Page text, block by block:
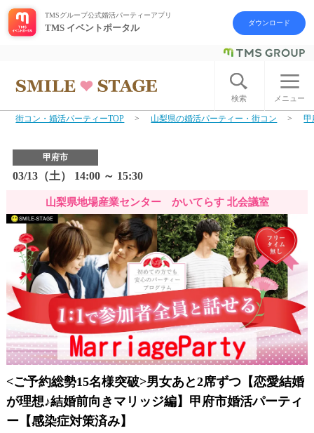
ログイン アカウント登録
今週の婚活パーティー
婚活パーティーの流れ
よくあるご質問
アフターアプローチとは
お問い合わせ
利用規約
個人情報保護方針launch
子どもの安全基準に関するポリシーlaunch
運営会社launch
TMSグループ公式婚活パーティーアプリ
TMS イベントポータル ダウンロード
検索 メニュー
街コン・婚活パーティーTOP 山梨県の婚活パーティー・街コン 甲
甲府市
03/13（土） 14:00 ～ 15:30
山梨県地場産業センター かいてらす 北会議室
<ご予約総勢15名様突破>男女あと2席ずつ【恋愛結婚
が理想♪結婚前向きマリッジ編】甲府市婚活パーティ
ー【感染症対策済み】